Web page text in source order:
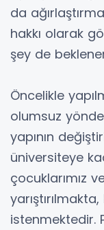
da
hakkı olarak
şey de
Öncelikle
olumsuz
yapının
üniversiteye
çocuklarımız
istenmektedir.